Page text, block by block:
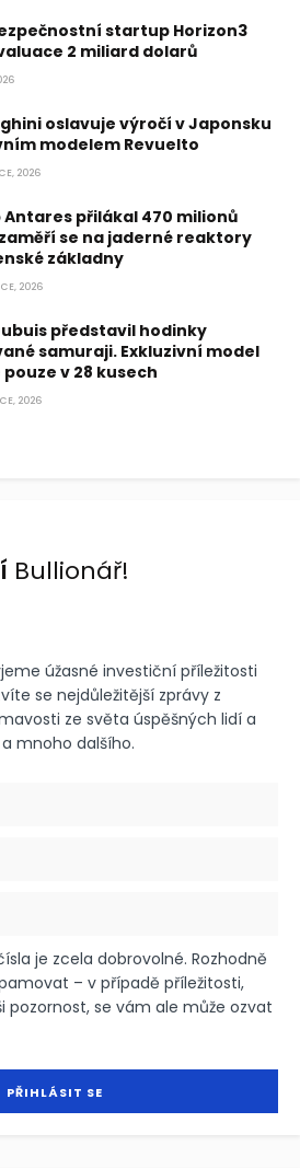
startup Horizon3
2 miliard dolarů
oslavuje výročí v Japonsku
modelem Revuelto
2026
přilákal 470 milionů
se na jaderné reaktory
základny
2026
představil hodinky
samuraji. Exkluzivní model
v 28 kusech
2026
Bullionář!
úžasné investiční příležitosti
se nejdůležitější zprávy z
ze světa úspěšných lidí a
mnoho dalšího.
je zcela dobrovolné. Rozhodně
– v případě příležitosti,
pozornost, se vám ale může ozvat